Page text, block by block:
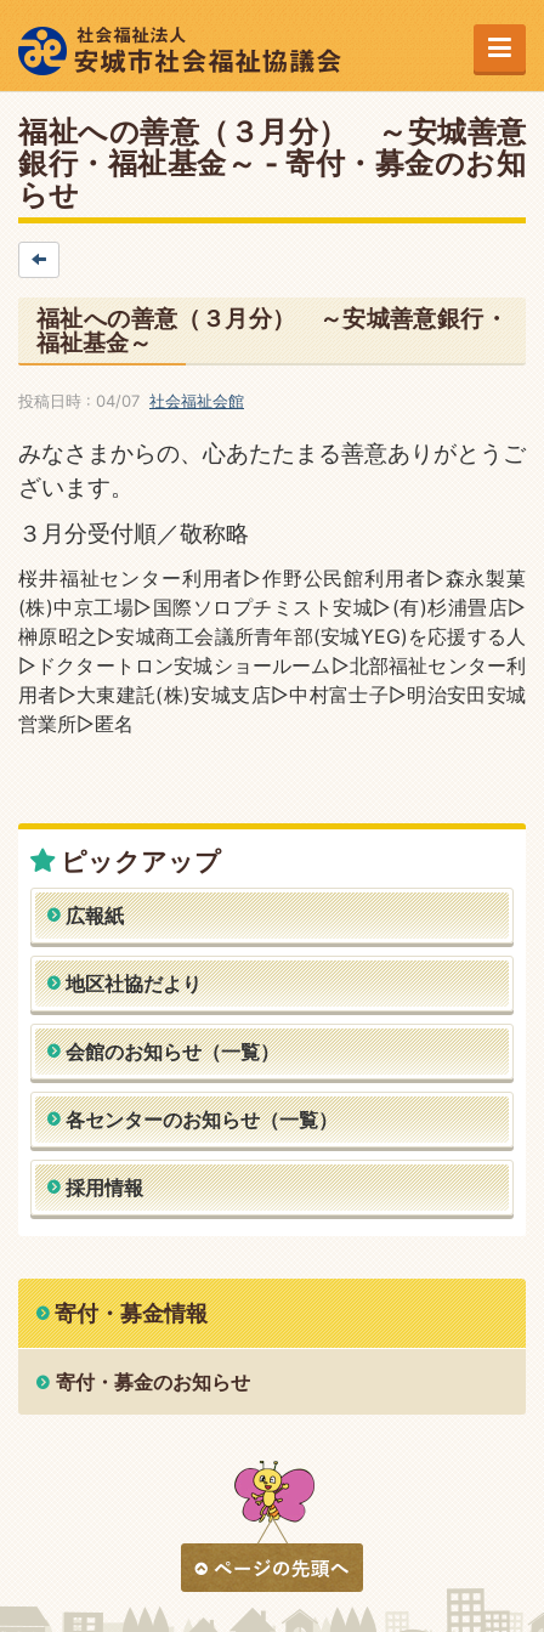
福祉への善意（３月分） ～安城善意
銀行・福祉基金～ - 寄付・募金のお知
らせ
福祉への善意（３月分） ～安城善意銀行・
福祉基金～
投稿日時 : 04/07 社会福祉会館
みなさまからの、心あたたまる善意ありがとうご
ざいます。
３月分受付順／敬称略
桜井福祉センター利用者▷作野公民館利用者▷森永製菓
(株)中京工場▷国際ソロプチミスト安城▷(有)杉浦畳店▷
榊原昭之▷安城商工会議所青年部(安城YEG)を応援する人
▷ドクタートロン安城ショールーム▷北部福祉センター利
用者▷大東建託(株)安城支店▷中村富士子▷明治安田安城
営業所▷匿名
ピックアップ
広報紙
地区社協だより
会館のお知らせ（一覧）
各センターのお知らせ（一覧）
採用情報
寄付・募金情報
寄付・募金のお知らせ